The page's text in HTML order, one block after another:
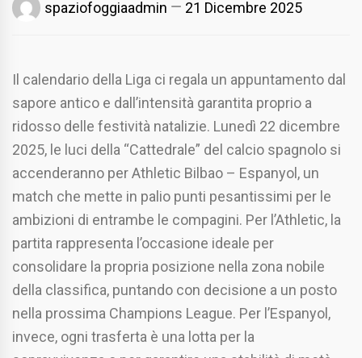
spaziofoggiaadmin 21 Dicembre 2025
Il calendario della Liga ci regala un appuntamento dal
sapore antico e dall’intensità garantita proprio a
ridosso delle festività natalizie. Lunedì 22 dicembre
2025, le luci della “Cattedrale” del calcio spagnolo si
accenderanno per Athletic Bilbao – Espanyol, un
match che mette in palio punti pesantissimi per le
ambizioni di entrambe le compagini. Per l’Athletic, la
partita rappresenta l’occasione ideale per
consolidare la propria posizione nella zona nobile
della classifica, puntando con decisione a un posto
nella prossima Champions League. Per l’Espanyol,
invece, ogni trasferta è una lotta per la